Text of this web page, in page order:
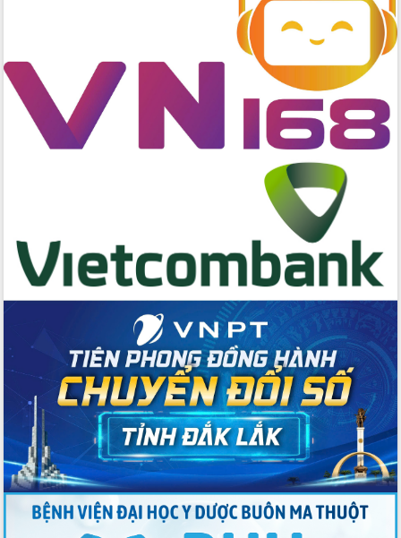
Đảng từ Sổ tay đảng viên điện tử
Đắk Lắk đẩy mạnh nuôi biển công
nghệ, hướng tới phát triển thủy sản
bền vững
Tập huấn nâng cao năng lực triển khai
2026
Đẩy mạnh cải cách hành chính, quyết
tâm đạt được mục tiêu tăng trưởng
hai con số trong năm 2026
Tổ chức trang trọng Lễ hội Đền thờ
Lương Văn Chánh năm 2026
Phó Bí thư Tỉnh ủy Đắk Lắk Đỗ Hữu
Huy giữ chức Bí thư Đảng ủy Ủy Ban
Nhân dân tỉnh
Bệnh án điện tử thúc đẩy chuyển đổi
số y tế tại Đắk Lắk
Chuyển đổi số thư viện: Mở rộng
không gian tri thức trong thời đại số
Đánh giá, rút kinh nghiệm công tác tổ
chức diễn tập trước ngày bầu cử